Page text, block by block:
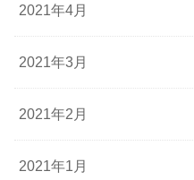
2021年4月
2021年3月
2021年2月
2021年1月